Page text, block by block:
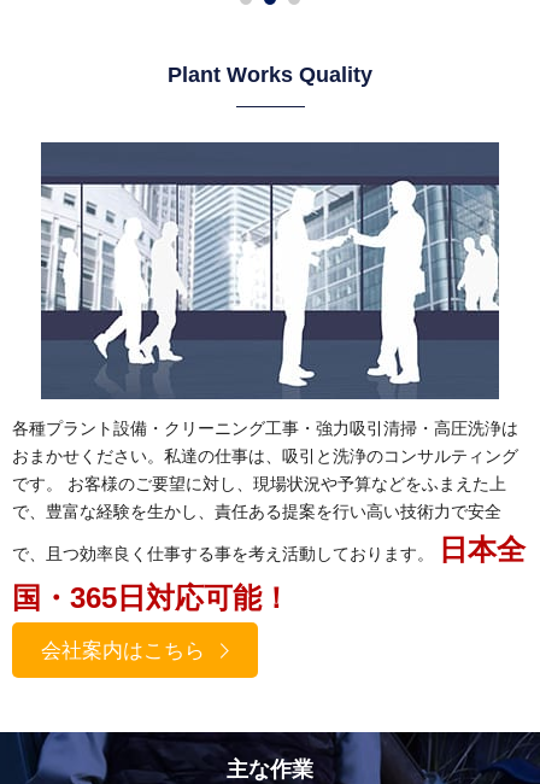
Plant Works Quality
各種プラント設備・クリーニング工事・強力吸引清掃・高圧洗浄は
おまかせください。私達の仕事は、吸引と洗浄のコンサルティング
です。 お客様のご要望に対し、現場状況や予算などをふまえた上
で、豊富な経験を生かし、責任ある提案を行い高い技術力で安全
で、且つ効率良く仕事する事を考え活動しております。
日本全
国・365日対応可能！
会社案内はこちら
主な作業